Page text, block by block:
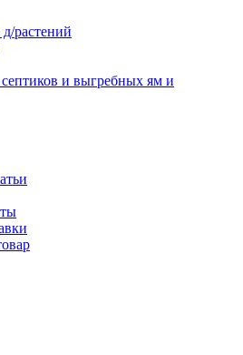
растений
септиков и выгребных ям и